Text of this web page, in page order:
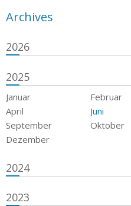
Archives
2026
2025
Januar Februar
April
Juni
September
Oktober
Dezember
2024
2023